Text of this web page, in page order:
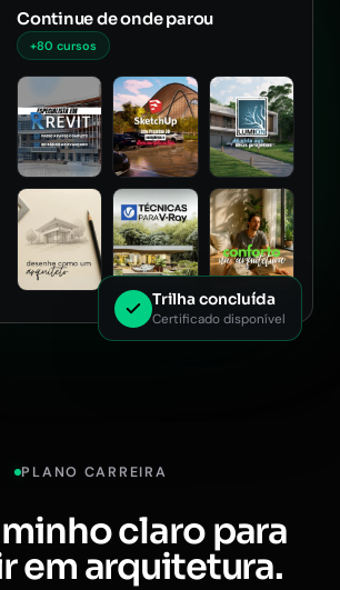
Continue de onde parou
+80 cursos
Trilha concluída
Certificado disponível
PLANO CARREIRA
claro para
em arquitetura.